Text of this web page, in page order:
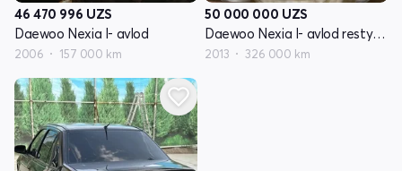
46 470 996 UZS
Daewoo Nexia I- avlod
2006 157 000 km
50 000 000 UZS
Daewoo Nexia I- avlod restyling
2013 326 000 km